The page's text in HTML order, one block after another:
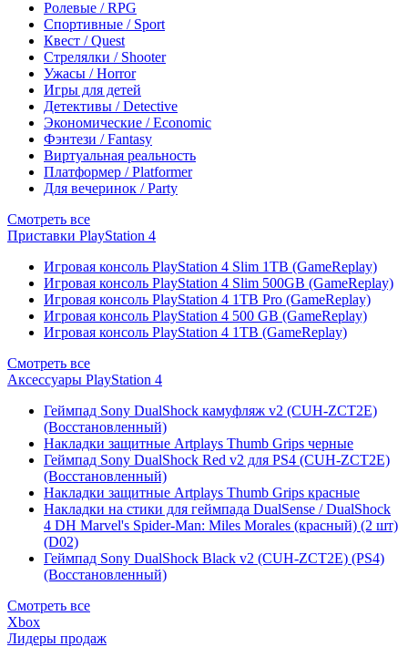
Ролевые / RPG
Спортивные / Sport
Квест / Quest
Стрелялки / Shooter
Ужасы / Horror
Игры для детей
Детективы / Detective
Экономические / Economic
Фэнтези / Fantasy
Виртуальная реальность
Платформер / Platformer
Для вечеринок / Party
Смотреть все
Приставки PlayStation 4
Игровая консоль PlayStation 4 Slim 1TB (GameReplay)
Игровая консоль PlayStation 4 Slim 500GB (GameReplay)
Игровая консоль PlayStation 4 1TB Pro (GameReplay)
Игровая консоль PlayStation 4 500 GB (GameReplay)
Игровая консоль PlayStation 4 1TB (GameReplay)
Смотреть все
Аксессуары PlayStation 4
Геймпад Sony DualShock камуфляж v2 (CUH-ZCT2E)
(Восстановленный)
Накладки защитные Artplays Thumb Grips черные
Геймпад Sony DualShock Red v2 для PS4 (CUH-ZCT2E)
(Восстановленный)
Накладки защитные Artplays Thumb Grips красные
Накладки на стики для геймпада DualSense / DualShock
4 DH Marvel's Spider-Man: Miles Morales (красный) (2 шт)
(D02)
Геймпад Sony DualShock Black v2 (CUH-ZCT2E) (PS4)
(Восстановленный)
Смотреть все
Xbox
Лидеры продаж